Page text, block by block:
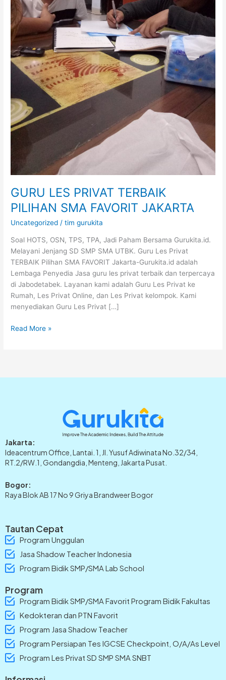
GURU LES PRIVAT TERBAIK
PILIHAN SMA FAVORIT JAKARTA
Uncategorized /tim gurukita
Soal HOTS, OSN, TPS, TPA, Jadi Paham Bersama Gurukita.id.
Melayani Jenjang SD SMP SMA UTBK. Guru Les Privat
TERBAIK Pilihan SMA FAVORIT Jakarta-Gurukita.id adalah
Lembaga Penyedia Jasa guru les privat terbaik dan terpercaya
di Jabodetabek. Layanan kami adalah Guru Les Privat ke
Rumah, Les Privat Online, dan Les Privat kelompok. Kami
menyediakan Guru Les Privat […]
Read More »
Jakarta:
Ideacentrum Office, Lantai. 1, Jl. Yusuf Adiwinata No.32/34,
RT.2/RW.1, Gondangdia, Menteng, Jakarta Pusat.
Bogor:
Raya Blok AB 17 No 9 Griya Brandweer Bogor
Tautan Cepat
Program Unggulan
Jasa Shadow Teacher Indonesia
Program Bidik SMP/SMA Lab School
Program
Program Bidik SMP/SMA Favorit Program Bidik Fakultas
Kedokteran dan PTN Favorit
Program Jasa Shadow Teacher
Program Persiapan Tes IGCSE Checkpoint, O/A/As Level
Program Les Privat SD SMP SMA SNBT